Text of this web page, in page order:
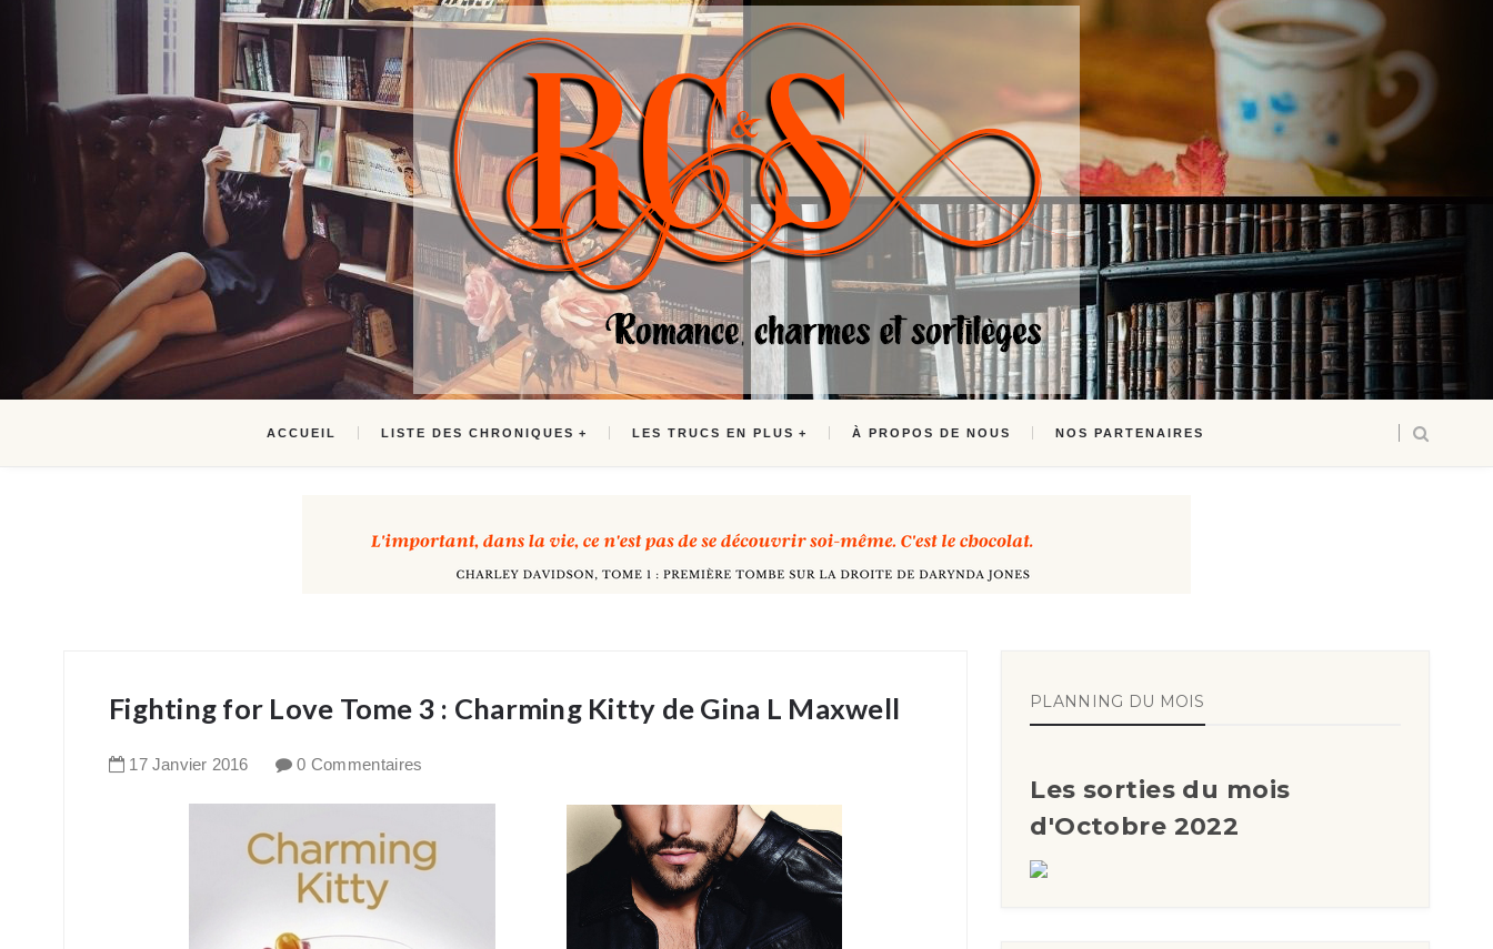
ACCUEIL LISTE DES CHRONIQUES LES TRUCS EN PLUS À PROPOS DE NOUS NOS PARTENAIRES
Fighting for Love Tome 3 : Charming Kitty de Gina L Maxwell
17 Janvier 2016 0 Commentaires
PLANNING DU MOIS
Les sorties du mois
d'Octobre 2022